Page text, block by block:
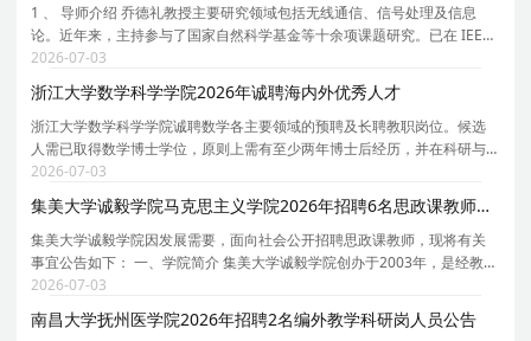
1 、 导师介绍 乔德礼教授主要研究领域包括无线通信、信号处理及信息
论。近年来，主持参与了国家自然科学基金等十余项课题研究。已在 IEEE
期刊等国际学术期刊上发表论文 30 余篇。 乔德礼教授个人主页 : 乔德礼教
授 IEEE 主页： https://faculty.ecnu.edu.c
2026-07-03
浙江大学数学科学学院2026年诚聘海内外优秀人才
浙江大学数学科学学院诚聘数学各主要领域的预聘及长聘教职岗位。候选
人需已取得数学博士学位，原则上需有至少两年博士后经历，并在科研与
教学方面均展现出卓越的成就与潜力。学院薪资待遇具有国际竞争力，且
一人一议；学校则根据职称与资质提供多种住房补贴
2026-07-03
集美大学诚毅学院马克思主义学院2026年招聘6名思政课教师启事（二）
集美大学诚毅学院因发展需要，面向社会公开招聘思政课教师，现将有关
事宜公告如下： 一、学院简介 集美大学诚毅学院创办于2003年，是经教育
部批准设立，由集美大学与福建集美大学教育发展基金会联合举办的独立
学院。学院坐落于福建厦门，校园占地面积550余亩
2026-07-03
南昌大学抚州医学院2026年招聘2名编外教学科研岗人员公告